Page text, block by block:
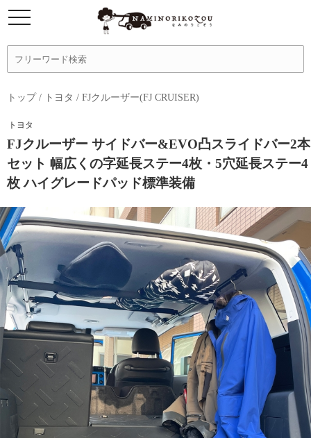
トップ/ トヨタ / FJクルーザー(FJ CRUISER)
トヨタ
FJクルーザー サイドバー&EVO凸スライドバー2本
セット 幅広くの字延長ステー4枚・5穴延長ステー4
枚 ハイグレードパッド標準装備